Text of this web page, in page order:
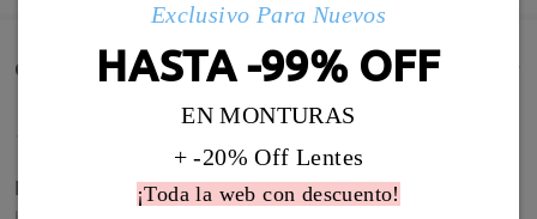
Comentarios de Clientes(109)
Estoy encantada
Exclusivo Para Nuevos
HASTA -99% OFF
EN MONTURAS
+ -20% Off Lentes
¡Toda la web con descuento!